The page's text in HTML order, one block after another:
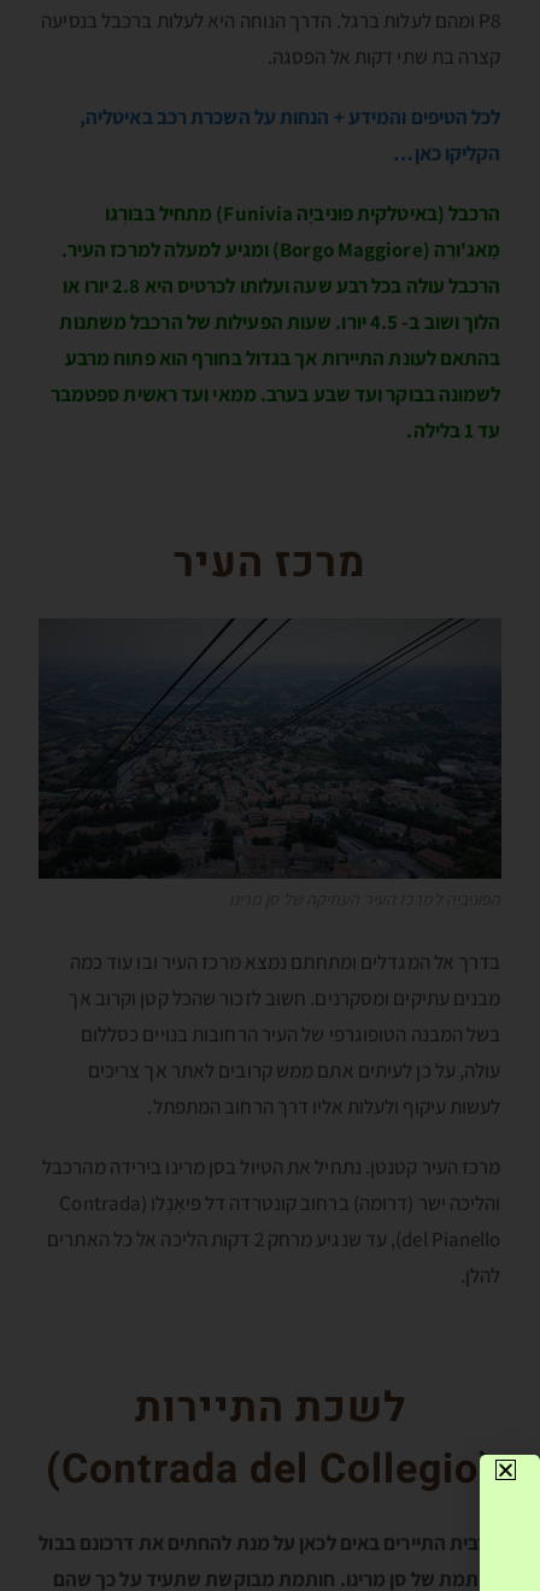
P8 ומהם לעלות ברגל. הדרך הנוחה היא לעלות ברכבל בנסיעה
קצרה בת שתי דקות אל הפסגה.
לכל הטיפים והמידע + הנחות על השכרת רכב באיטליה,
הקליקו כאן…
הרכבל (באיטלקית פוּניביָה Funivia) מתחיל בבּורְגו
מָאג'ורֶה (Borgo Maggiore) ומגיע למעלה למרכז העיר.
הרכבל עולה בכל רבע שעה ועלותו לכרטיס היא 2.8 יורו או
הלוך ושוב ב- 4.5 יורו. שעות הפעילות של הרכבל משתנות
בהתאם לעונת התיירות אך בגדול בחורף הוא פתוח מרבע
לשמונה בבוקר ועד שבע בערב. ממאי ועד ראשית ספטמבר
עד 1 בלילה.
מרכז העיר
בדרך אל המגדלים ומתחתם נמצא מרכז העיר ובו עוד כמה
מבנים עתיקים ומסקרנים. חשוב לזכור שהכל קטן וקרוב אך
בשל המבנה הטופוגרפי של העיר הרחובות בנויים כסללום
עולה, על כן לעיתים אתם ממש קרובים לאתר אך צריכים
לעשות עיקוף ולעלות אליו דרך הרחוב המתפתל.
מרכז העיר קטנטן. נתחיל את הטיול בסן מרינו בירידה מהרכבל
והליכה ישר (דרומה) ברחוב קונטרדה דל פּיאָנֶלו (Contrada
del Pianello), עד שנגיע מרחק 2 דקות הליכה אל כל האתרים
להלן.
לשכת התיירות
(
Contrada del Collegio
)
מרבית התיירים באים לכאן על מנת להחתים את דרכונם בבול
וחותמת של סן מרינו. חותמת מבוקשת שתעיד על כך שהם